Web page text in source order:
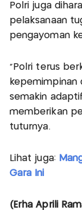
Polri juga
pelaksanaan
pengayoman
“Polri terus
kepemimpinan
semakin
memberikan
tuturnya.
Lihat juga:
Gara Ini
(Erha Aprili